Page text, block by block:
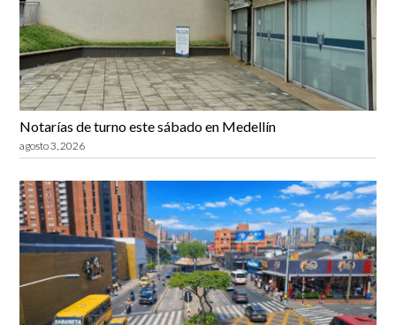
Notarías de turno este sábado en Medellín
agosto 3, 2026